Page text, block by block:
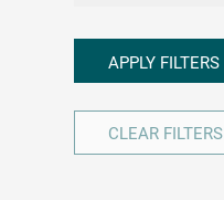
APPLY FILTERS
CLEAR FILTERS